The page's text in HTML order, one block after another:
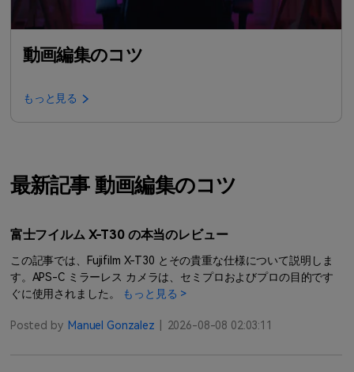
動画編集のコツ
もっと見る
最新記事 動画編集のコツ
富士フイルム X-T30 の本当のレビュー
この記事では、Fujifilm X-T30 とその貴重な仕様について説明しま
す。APS-C ミラーレス カメラは、セミプロおよびプロの目的です
ぐに使用されました。
もっと見る >
Posted by Manuel Gonzalez 2026-08-08 02:03:11